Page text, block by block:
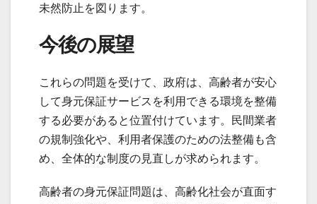
未然防止を図ります。
今後の展望
これらの問題を受けて、政府は、高齢者が安心
して身元保証サービスを利用できる環境を整備
する必要があると位置付けています。民間業者
の規制強化や、利用者保護のための法整備も含
め、全体的な制度の見直しが求められます。
高齢者の身元保証問題は、高齢化社会が直面す